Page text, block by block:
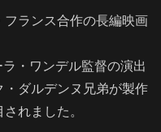
フランス合作の長編映画
・ワンデル監督の演出
・ダルデンヌ兄弟が製作
れました。